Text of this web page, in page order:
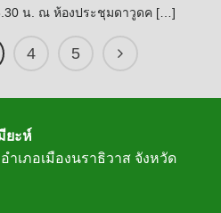
น. ณ ห้องประชุมดาวูดค […]
4 5
ยะห์
เภอเมืองนราธิวาส จังหวัด